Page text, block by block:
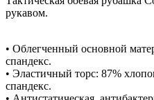
рукавом.
• Облегченный основной
спандекс.
• Эластичный торс: 87%
спандекс.